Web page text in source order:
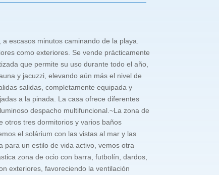
escasos minutos caminando de la playa.
como exteriores. Se vende prácticamente
que permite su uso durante todo el año,
y jacuzzi, elevando aún más el nivel de
salidas, completamente equipada y
a la pinada. La casa ofrece diferentes
despacho multifuncional.~La zona de
otros tres dormitorios y varios baños
el solárium con las vistas al mar y las
para un estilo de vida activo, vemos otra
zona de ocio con barra, futbolín, dardos,
exteriores, favoreciendo la ventilación